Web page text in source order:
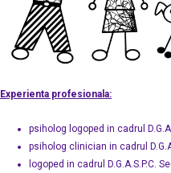
Experienta profesionala:
psiholog logoped in cadrul
psiholog clinician in cadrul
logoped in cadrul D.G.A.S.P.C.